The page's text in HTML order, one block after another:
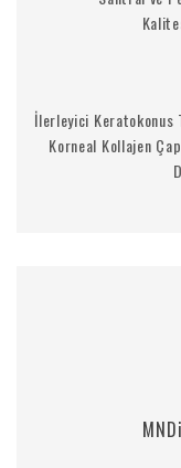
İlerleyici Keratokonus
Korneal Kollajen